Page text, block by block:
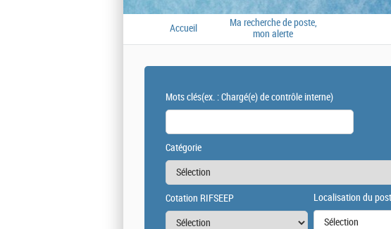
Accueil
Ma recherche de poste,
mon alerte
Mots clés(ex. : Chargé(e) de contrôle interne)
Catégorie
Cotation RIFSEEP Localisation du
Sélection